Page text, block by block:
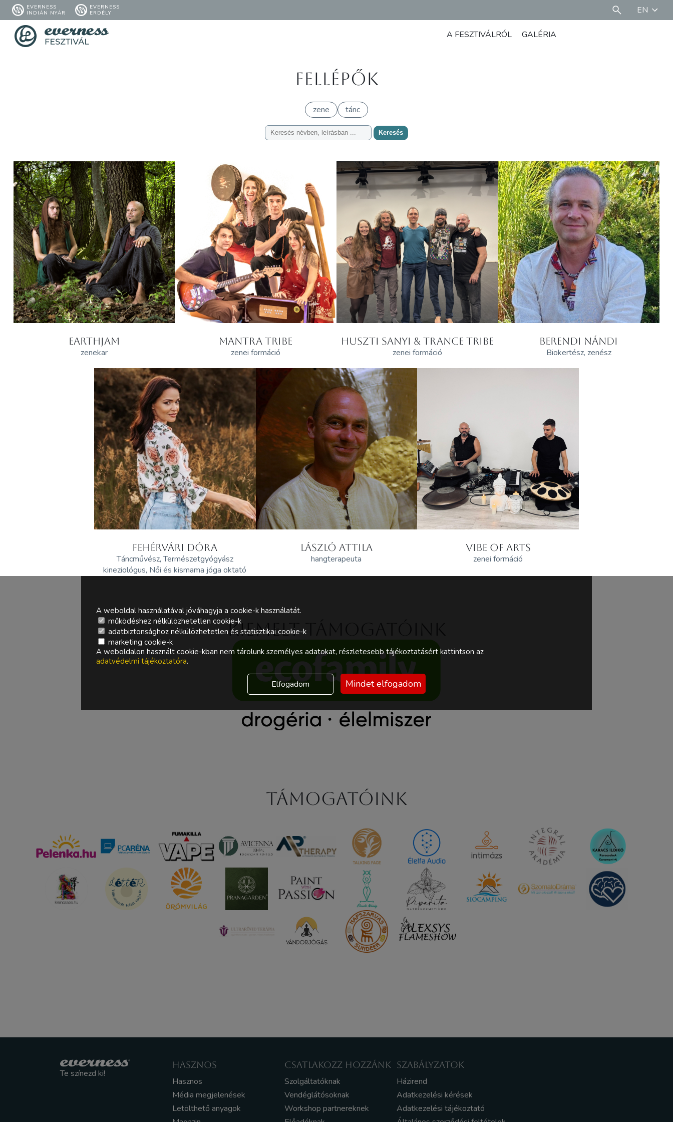
EVERNESS
INDIÁN NYÁR
EVERNESS
ERDÉLY
EN
A FESZTIVÁLRÓL GALÉRIA
Fellépők
zene tánc
Keresés
EARTHJAM
zenekar
MANTRA TRIBE
zenei formáció
HUSZTI SANYI & TRANCE TRIBE
zenei formáció
BERENDI NÁNDI
Biokertész, zenész
FEHÉRVÁRI DÓRA
Táncművész, Természetgyógyász
kineziológus, Női és kismama jóga oktató
LÁSZLÓ ATTILA
hangterapeuta
VIBE OF ARTS
zenei formáció
Kiemelt támogatóink
Támogatóink
Te színezd ki!
HASZNOS
Hasznos
Média megjelenések
Letölthető anyagok
CSATLAKOZZ HOZZÁNK
Szolgáltatóknak
Vendéglátósoknak
Workshop partnereknek
SZABÁLYZATOK
Házirend
Adatkezelési kérések
Adatkezelési tájékoztató
A weboldal használatával jóváhagyja a cookie-k használatát.
működéshez nélkülözhetetlen cookie-k
adatbiztonsághoz nélkülözhetetlen és statisztikai cookie-k
marketing cookie-k
A weboldalon használt cookie-kban nem tárolunk személyes adatokat, részletesebb tájékoztatásért kattintson az
adatvédelmi tájékoztatóra.
Elfogadom Mindet elfogadom